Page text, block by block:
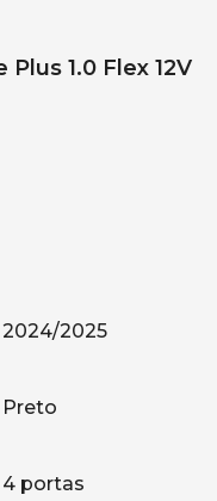
1.0 Flex 12V
2024/2025
Preto
4 portas